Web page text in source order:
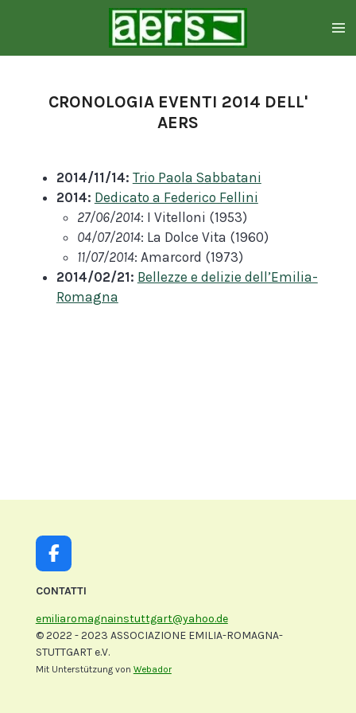
springen
CRONOLOGIA EVENTI 2014 DELL'
AERS
2014/11/14: Trio Paola Sabbatani
2014: Dedicato a Federico Fellini
27/06/2014: I Vitelloni (1953)
04/07/2014: La Dolce Vita (1960)
11/07/2014: Amarcord (1973)
2014/02/21: Bellezze e delizie dell’Emilia-
Romagna
F
a
c
b
o
o
k
CONTATTI
emiliaromagnainstuttgart@yahoo.de
© 2022 - 2023 ASSOCIAZIONE EMILIA-ROMAGNA-
STUTTGART e.V.
Mit Unterstützung von Webador